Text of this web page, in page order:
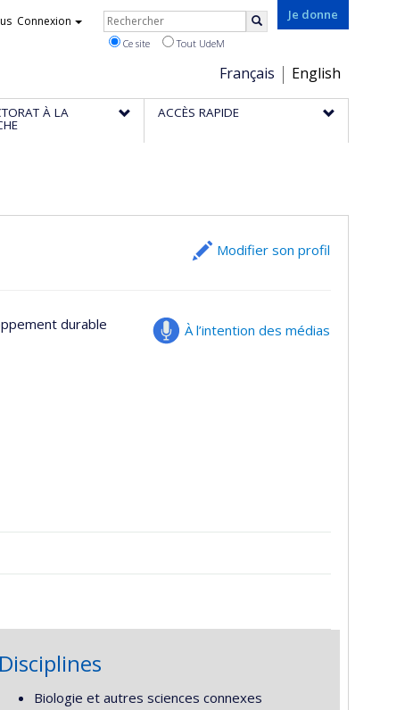
Je donne
Choix
de
la
Français English
Connexion Rechercher
Ce site Tout UdeM
À LA ACCÈS RAPIDE
Modifier son profil
À l’intention des médias
durable
Disciplines
Biologie et autres sciences connexes